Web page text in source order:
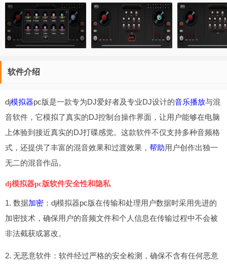
软件介绍
dj模拟器pc版是一款专为DJ爱好者及专业DJ设计的音乐播放与混
音软件，它模拟了真实的DJ控制台操作界面，让用户能够在电脑
上体验到接近真实的DJ打碟感觉。这款软件不仅支持多种音频格
式，还提供了丰富的混音效果和过渡效果， 帮助用户创作出独一
无二的混音作品。
dj模拟器pc版软件安全性和隐私
1. 数据加密 ：dj模拟器pc版在传输和处理用户数据时采用先进的
加密技术，确保用户的音频文件和个人信息在传输过程中不会被
非法截获或篡改。
2. 无恶意软件：软件经过严格的安全检测，确保不含有任何恶意